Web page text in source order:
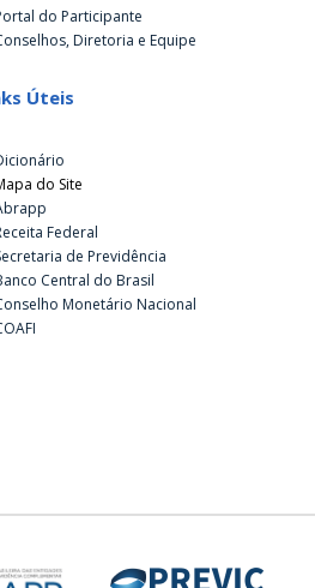
do Participante
Diretoria e Equipe
Úteis
do Site
Federal
de Previdência
Central do Brasil
Monetário Nacional